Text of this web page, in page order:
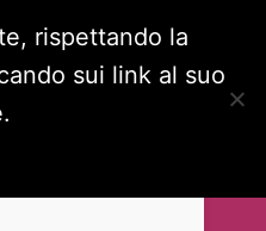
rispettando la
sui link al suo